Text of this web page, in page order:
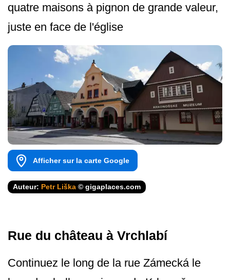
quatre maisons à pignon de grande valeur,
juste en face de l'église
Afficher sur la carte Google
Auteur: Petr Liška © gigaplaces.com
Rue du château à Vrchlabí
Continuez le long de la rue Zámecká le